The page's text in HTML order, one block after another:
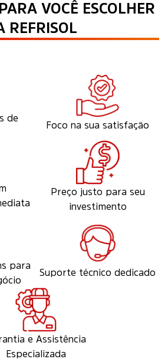
VOCÊ ESCOLHER
REFRISOL
de
Foco na sua satisfação
Preço justo para seu
investimento
para
Suporte técnico dedicado
e Assistência
Especializada